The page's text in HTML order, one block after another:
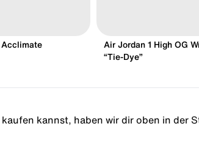
Acclimate
Air Jordan 1 High OG
“Tie-Dye”
kaufen kannst, haben wir dir oben in der